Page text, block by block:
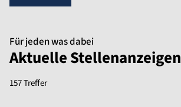
Für jeden was dabei
Aktuelle Stellenanzeigen
157 Treffer